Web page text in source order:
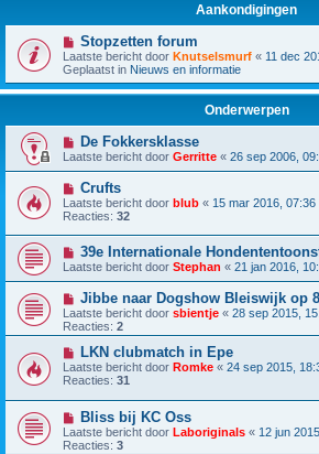
Aankondigingen
Stopzetten forum
Laatste bericht door Knutselsmurf « 11 dec
Geplaatst in Nieuws en informatie
Onderwerpen
De Fokkersklasse
Laatste bericht door Gerritte « 26 sep 2006,
Crufts
Laatste bericht door blub « 15 mar 2016, 07:36
Reacties: 32
39e Internationale
Laatste bericht door Stephan « 21 jan 2016,
Jibbe naar Dogshow Bleiswijk op
Laatste bericht door sbientje « 28 sep 2015,
Reacties: 2
LKN clubmatch in Epe
Laatste bericht door Romke « 24 sep 2015,
Reacties: 31
Bliss bij KC Oss
Laatste bericht door Laboriginals « 12 jun
Reacties: 3